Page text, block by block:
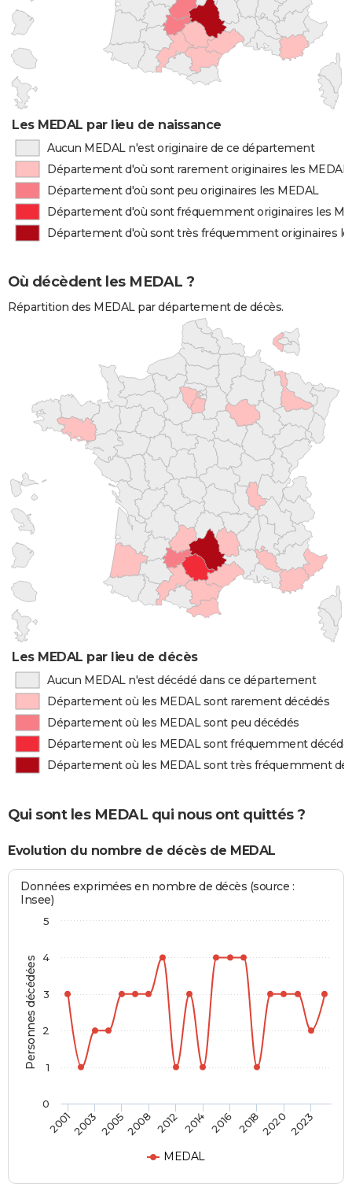
Les MEDAL par lieu de naissance
Aucun MEDAL n'est originaire de ce département
Département d'où sont rarement originaires les MEDAL
Département d'où sont peu originaires les MEDAL
Département d'où sont fréquemment originaires les
Département d'où sont très fréquemment originaires
Où décèdent les MEDAL ?
Répartition des MEDAL par département de décès.
Les MEDAL par lieu de décès
Aucun MEDAL n'est décédé dans ce département
Département où les MEDAL sont rarement décédés
Département où les MEDAL sont peu décédés
Département où les MEDAL sont fréquemment
Département où les MEDAL sont très fréquemment
Qui sont les MEDAL qui nous ont quittés ?
Evolution du nombre de décès de MEDAL
Personnes décédées
Données exprimées en nombre de décès (source :
Insee)
MEDAL
2001200320052008 2012 2014 2016 201820202023
0
1
2
3
4
5